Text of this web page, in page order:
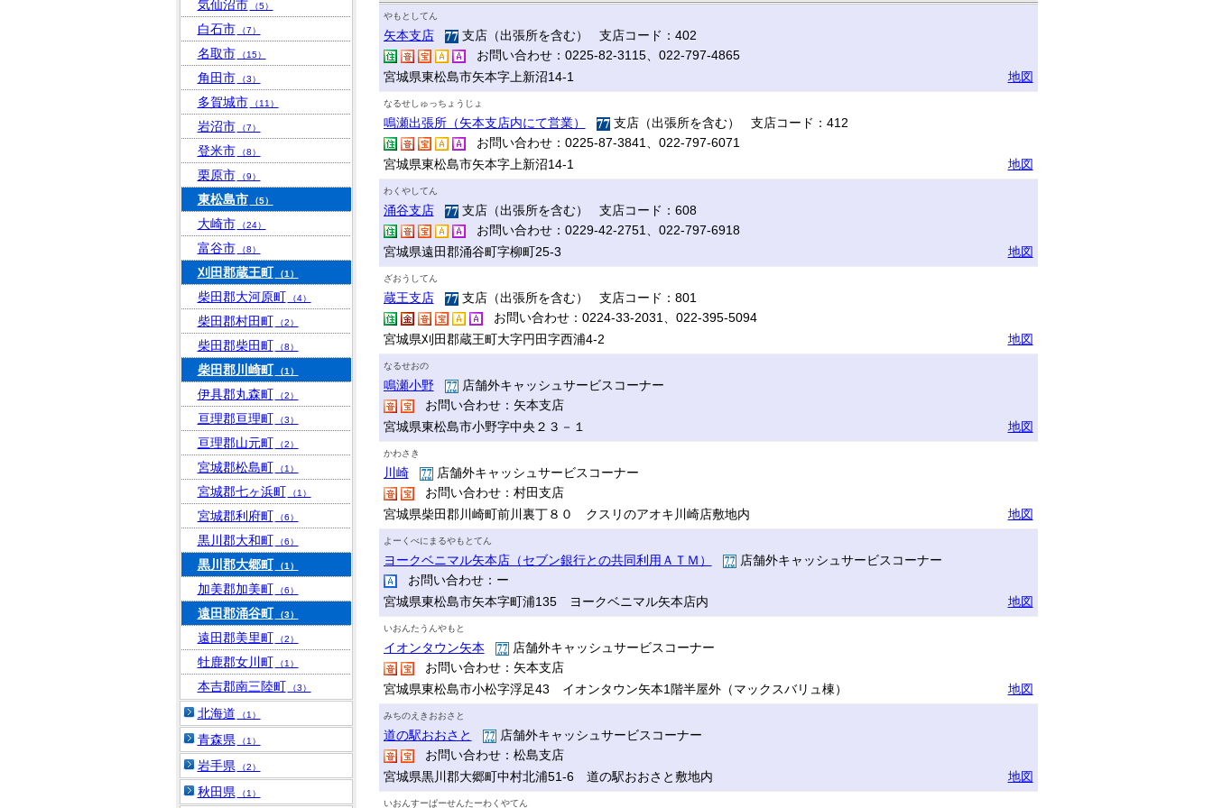
やもとしてん
矢本支店
支店（出張所を含む） 支店コード：402
お問い合わせ：0225-82-3115、022-797-4865
宮城県東松島市矢本字上新沼14-1
地図
なるせしゅっちょうじょ
鳴瀬出張所（矢本支店内にて営業）
支店（出張所を含む） 支店コード：412
お問い合わせ：0225-87-3841、022-797-6071
宮城県東松島市矢本字上新沼14-1
地図
わくやしてん
涌谷支店
支店（出張所を含む） 支店コード：608
お問い合わせ：0229-42-2751、022-797-6918
宮城県遠田郡涌谷町字柳町25-3
地図
ざおうしてん
蔵王支店
支店（出張所を含む） 支店コード：801
お問い合わせ：0224-33-2031、022-395-5094
宮城県刈田郡蔵王町大字円田字西浦4-2
地図
なるせおの
鳴瀬小野
店舗外キャッシュサービスコーナー
お問い合わせ：矢本支店
宮城県東松島市小野字中央２３－１
地図
かわさき
川崎
店舗外キャッシュサービスコーナー
お問い合わせ：村田支店
宮城県柴田郡川崎町前川裏丁８０ クスリのアオキ川崎店敷地内
地図
よーくべにまるやもとてん
ヨークベニマル矢本店（セブン銀行との共同利用ＡＴＭ）
店舗外キャッシュサービスコーナー
お問い合わせ：ー
宮城県東松島市矢本字町浦135 ヨークベニマル矢本店内
地図
いおんたうんやもと
イオンタウン矢本
店舗外キャッシュサービスコーナー
お問い合わせ：矢本支店
宮城県東松島市小松字浮足43 イオンタウン矢本1階半屋外（マックスバリュ棟）
地図
みちのえきおおさと
道の駅おおさと
店舗外キャッシュサービスコーナー
お問い合わせ：松島支店
宮城県黒川郡大郷町中村北浦51-6 道の駅おおさと敷地内
地図
いおんすーぱーせんたーわくやてん
気仙沼市 （5）
白石市 （7）
名取市 （15）
角田市 （3）
多賀城市 （11）
岩沼市 （7）
登米市 （8）
栗原市 （9）
東松島市 （5）
大崎市 （24）
富谷市 （8）
刈田郡蔵王町 （1）
柴田郡大河原町 （4）
柴田郡村田町 （2）
柴田郡柴田町 （8）
柴田郡川崎町 （1）
伊具郡丸森町 （2）
亘理郡亘理町 （3）
亘理郡山元町 （2）
宮城郡松島町 （1）
宮城郡七ヶ浜町 （1）
宮城郡利府町 （6）
黒川郡大和町 （6）
黒川郡大郷町 （1）
加美郡加美町 （6）
遠田郡涌谷町 （3）
遠田郡美里町 （2）
牡鹿郡女川町 （1）
本吉郡南三陸町 （3）
北海道 （1）
青森県 （1）
岩手県 （2）
秋田県 （1）